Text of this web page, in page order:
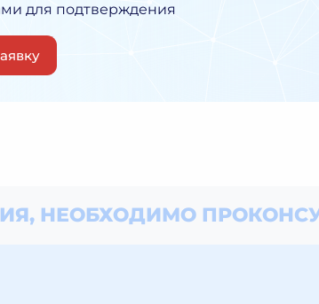
для подтверждения
НЕОБХОДИМО